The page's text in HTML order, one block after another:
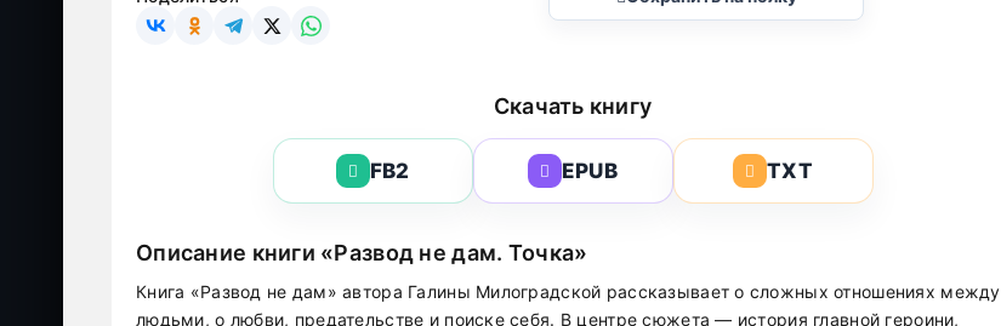
Скачать книгу
FB2 EPUB TXT
Описание книги «Развод не дам. Точка»
Книга «Развод не дам» автора Галины Милоградской рассказывает о сложных отношениях между
людьми, о любви, предательстве и поиске себя. В центре сюжета — история главной героини,